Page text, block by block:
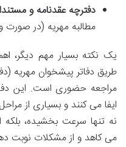
دفترچه عقدنامه و
مطالبه مهریه (در صورت
یک نکته بسیار مهم دیگر،
طریق دفاتر پیشخوان مهریه
مراجعه حضوری است. این
ایفا می کنند و بسیاری از
نه تنها سرعت بخشیده، بلکه
می کاهد و از مشکلات نوبت